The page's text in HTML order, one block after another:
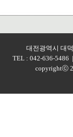
대전광역시 대
TEL : 042-636-5486
copyrightⓒ